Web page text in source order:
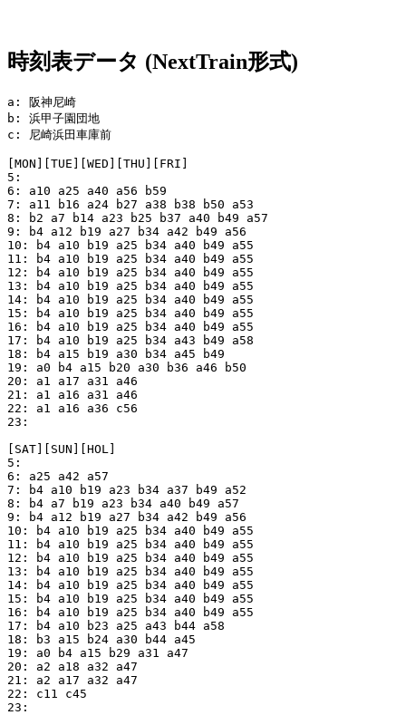
時刻表データ (NextTrain形式)
a: 阪神尼崎
b: 浜甲子園団地
c: 尼崎浜田車庫前
[MON][TUE][WED][THU][FRI]
5:
6: a10 a25 a40 a56 b59
7: a11 b16 a24 b27 a38 b38 b50 a53
8: b2 a7 b14 a23 b25 b37 a40 b49 a57
9: b4 a12 b19 a27 b34 a42 b49 a56
10: b4 a10 b19 a25 b34 a40 b49 a55
11: b4 a10 b19 a25 b34 a40 b49 a55
12: b4 a10 b19 a25 b34 a40 b49 a55
13: b4 a10 b19 a25 b34 a40 b49 a55
14: b4 a10 b19 a25 b34 a40 b49 a55
15: b4 a10 b19 a25 b34 a40 b49 a55
16: b4 a10 b19 a25 b34 a40 b49 a55
17: b4 a10 b19 a25 b34 a43 b49 a58
18: b4 a15 b19 a30 b34 a45 b49
19: a0 b4 a15 b20 a30 b36 a46 b50
20: a1 a17 a31 a46
21: a1 a16 a31 a46
22: a1 a16 a36 c56
23:
[SAT][SUN][HOL]
5:
6: a25 a42 a57
7: b4 a10 b19 a23 b34 a37 b49 a52
8: b4 a7 b19 a23 b34 a40 b49 a57
9: b4 a12 b19 a27 b34 a42 b49 a56
10: b4 a10 b19 a25 b34 a40 b49 a55
11: b4 a10 b19 a25 b34 a40 b49 a55
12: b4 a10 b19 a25 b34 a40 b49 a55
13: b4 a10 b19 a25 b34 a40 b49 a55
14: b4 a10 b19 a25 b34 a40 b49 a55
15: b4 a10 b19 a25 b34 a40 b49 a55
16: b4 a10 b19 a25 b34 a40 b49 a55
17: b4 a10 b23 a25 a43 b44 a58
18: b3 a15 b24 a30 b44 a45
19: a0 b4 a15 b29 a31 a47
20: a2 a18 a32 a47
21: a2 a17 a32 a47
22: c11 c45
23: